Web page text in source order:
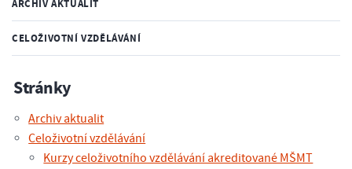
ARCHIV AKTUALIT
CELOŽIVOTNÍ VZDĚLÁVÁNÍ
Stránky
Archiv aktualit
Celoživotní vzdělávání
Kurzy celoživotního vzdělávání akreditované MŠMT